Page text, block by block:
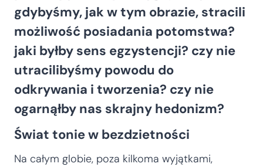
gdybyśmy, jak w tym obrazie, stracili
możliwość posiadania potomstwa?
jaki byłby sens egzystencji? czy nie
utracilibyśmy powodu do
odkrywania i tworzenia? czy nie
ogarnąłby nas skrajny hedonizm?
Świat tonie w bezdzietności
Na całym globie, poza kilkoma wyjątkami,